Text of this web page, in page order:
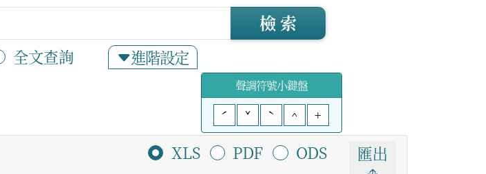
全文查詢 進階設定
檢 索
聲調符號小鍵盤
ˊ
ˇ ˋ ^ +
XLS PDF ODS 匯出